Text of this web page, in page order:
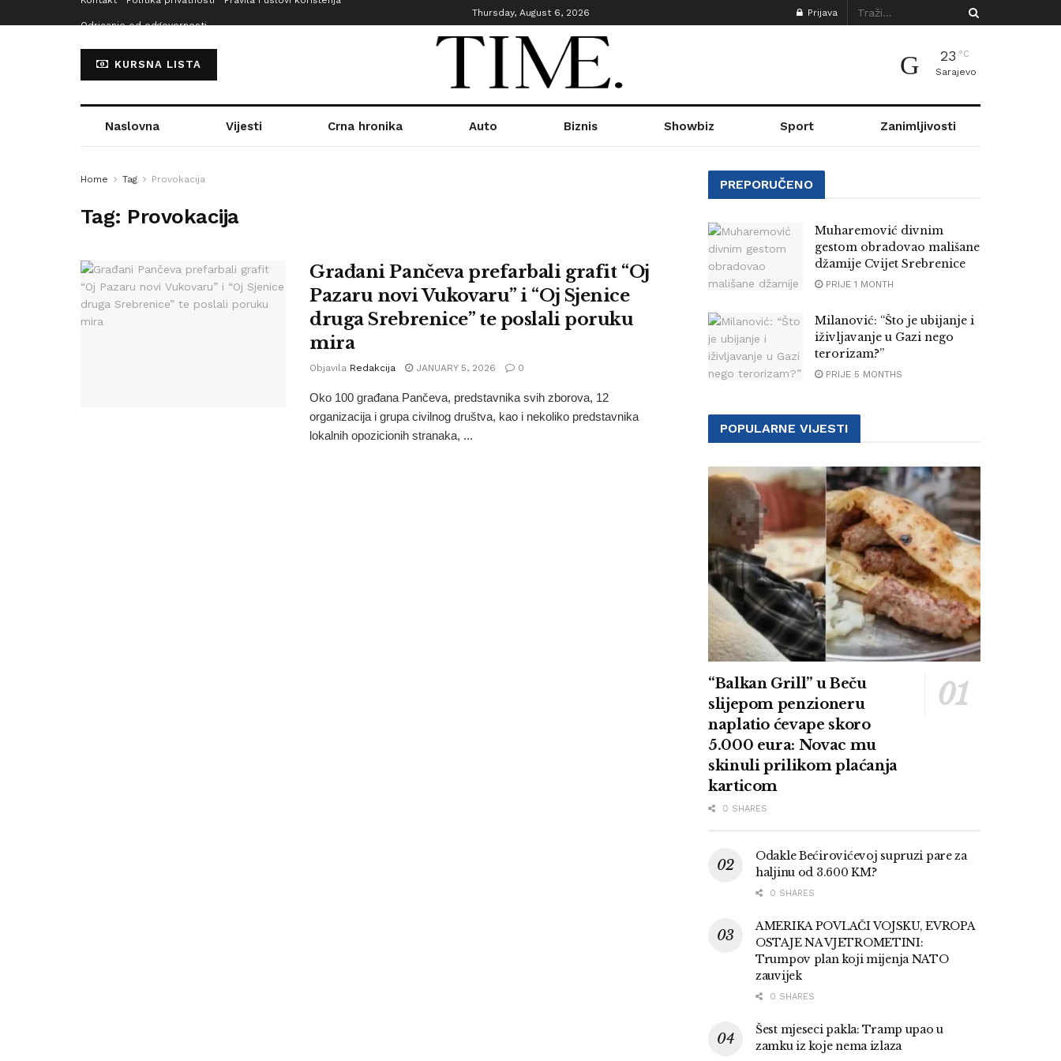
Odricanje od odgovornosti
Thursday, August 6, 2026 Prijava
KURSNA LISTA
23 °C
Sarajevo
Naslovna Vijesti Crna hronika Auto Biznis Showbiz Sport Zanimljivosti
Home Tag Provokacija
Tag: Provokacija
Građani Pančeva prefarbali grafit “Oj
Pazaru novi Vukovaru” i “Oj Sjenice
druga Srebrenice” te poslali poruku
mira
Objavila Redakcija JANUARY 5, 2026 0
Oko 100 građana Pančeva, predstavnika svih zborova, 12
organizacija i grupa civilnog društva, kao i nekoliko predstavnika
lokalnih opozicionih stranaka, ...
PREPORUČENO
Muharemović divnim
gestom obradovao mališane
džamije Cvijet Srebrenice
PRIJE 1 MONTH
Milanović: “Što je ubijanje i
iživljavanje u Gazi nego
terorizam?”
PRIJE 5 MONTHS
POPULARNE VIJESTI
“Balkan Grill” u Beču
slijepom penzioneru
naplatio ćevape skoro
5.000 eura: Novac mu
skinuli prilikom plaćanja
karticom
0 SHARES
Odakle Bećirovićevoj supruzi pare za
haljinu od 3.600 KM?
0 SHARES
AMERIKA POVLAČI VOJSKU, EVROPA
OSTAJE NA VJETROMETINI:
Trumpov plan koji mijenja NATO
zauvijek
0 SHARES
Šest mjeseci pakla: Tramp upao u
zamku iz koje nema izlaza